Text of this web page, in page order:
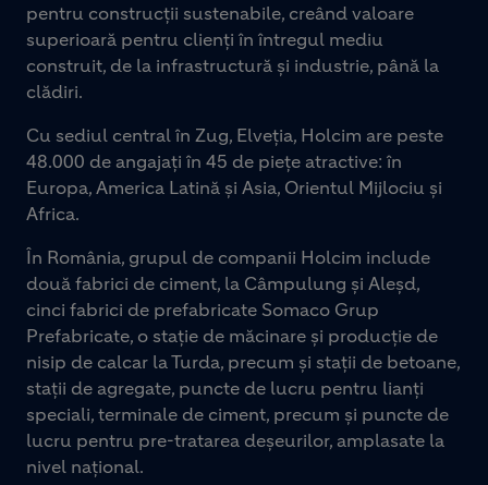
pentru construcții sustenabile, creând valoare
superioară pentru clienți în întregul mediu
construit, de la infrastructură și industrie, până la
clădiri.
Cu sediul central în Zug, Elveția, Holcim are peste
48.000 de angajați în 45 de piețe atractive: în
Europa, America Latină și Asia, Orientul Mijlociu și
Africa.
În România, grupul de companii Holcim include
două fabrici de ciment, la Câmpulung și Aleșd,
cinci fabrici de prefabricate Somaco Grup
Prefabricate, o stație de măcinare și producție de
nisip de calcar la Turda, precum și stații de betoane,
stații de agregate, puncte de lucru pentru lianți
speciali, terminale de ciment, precum și puncte de
lucru pentru pre-tratarea deșeurilor, amplasate la
nivel național.